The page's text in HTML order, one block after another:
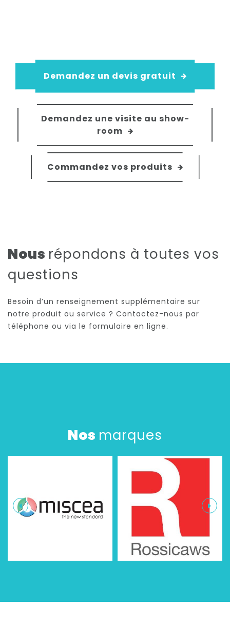
Demandez un devis gratuit
Demandez une visite au show-
room
Commandez vos produits
Nous répondons à toutes vos
questions
Besoin d’un renseignement supplémentaire sur
notre produit ou service ? Contactez-nous par
téléphone ou via le formulaire en ligne.
Nos marques